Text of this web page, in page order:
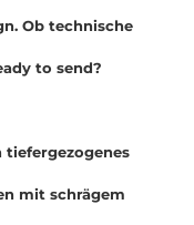
Ob technische
to send?
mit schrägem